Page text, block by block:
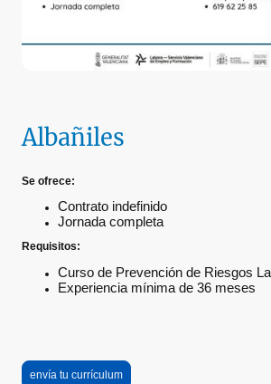
Albañiles
Se ofrece:
Contrato indefinido
Jornada completa
Requisitos:
Curso de Prevención de Riesgos
Experiencia mínima de 36 meses
envía tu currículum